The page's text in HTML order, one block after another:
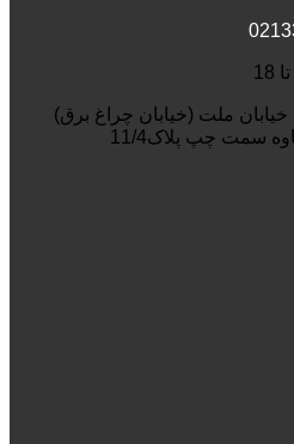
خیابان ملت (خیابان چراغ برق)
سمت چپ پلاک11/4